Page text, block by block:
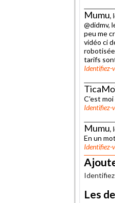
Mumu,
@didmv,
peu me
vidéo ci
tarifs
Identifiez-
C'est moi
Identifiez-
Mumu,
En un
Identifiez-
Les